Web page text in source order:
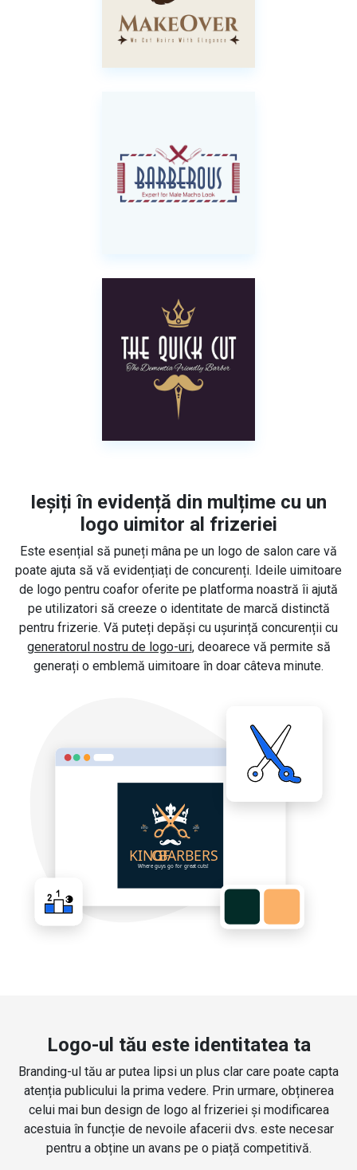
Ieșiți în evidență din mulțime cu un
logo uimitor al frizeriei
Este esențial să puneți mâna pe un logo de salon care vă
poate ajuta să vă evidențiați de concurenți. Ideile uimitoare
de logo pentru coafor oferite pe platforma noastră îi ajută
pe utilizatori să creeze o identitate de marcă distinctă
pentru frizerie. Vă puteți depăși cu ușurință concurenții cu
generatorul nostru de logo-uri, deoarece vă permite să
generați o emblemă uimitoare în doar câteva minute.
Logo-ul tău este identitatea ta
Branding-ul tău ar putea lipsi un plus clar care poate capta
atenția publicului la prima vedere. Prin urmare, obținerea
celui mai bun design de logo al frizeriei și modificarea
acestuia în funcție de nevoile afacerii dvs. este necesar
pentru a obține un avans pe o piață competitivă.